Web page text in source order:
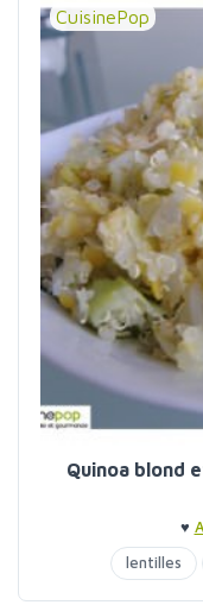
CuisinePop
Quinoa blond
♥
lentilles